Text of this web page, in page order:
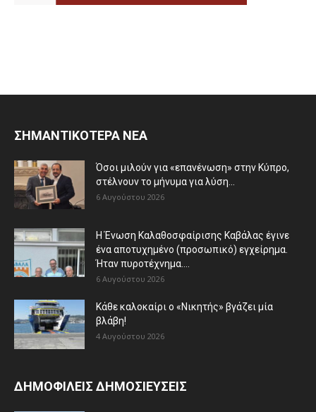
ΣΗΜΑΝΤΙΚΟΤΕΡΑ ΝΕΑ
Όσοι μιλούν για «επανένωση» στην Κύπρο,
στέλνουν το μήνυμα για λύση...
6 Αυγούστου 2026
Η Ένωση Καλαθοσφαίρισης Καβάλας έγινε
ένα αποτυχημένο (προσωπικό) εγχείρημα.
Ήταν πυροτέχνημα....
6 Αυγούστου 2026
Κάθε καλοκαίρι ο «Νικητής» βγάζει μία
βλάβη!
4 Αυγούστου 2026
ΔΗΜΟΦΙΛΕΙΣ ΔΗΜΟΣΙΕΥΣΕΙΣ